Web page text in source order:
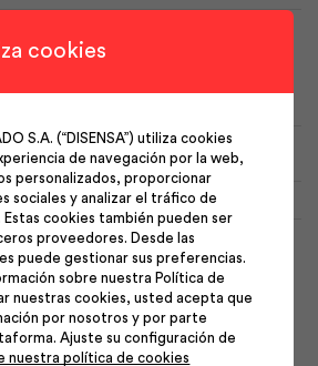
J V S
1
6 7 8
13 14 15
20 21 22
cookies
S.A. (“DISENSA”) utiliza cookies
de navegación por la web,
personalizados, proporcionar
sociales y analizar el tráfico de
cookies también pueden ser
proveedores. Desde las
puede gestionar sus preferencias.
sobre nuestra Política de
nuestras cookies, usted acepta que
por nosotros y por parte
Ajuste su configuración de
nuestra política de cookies